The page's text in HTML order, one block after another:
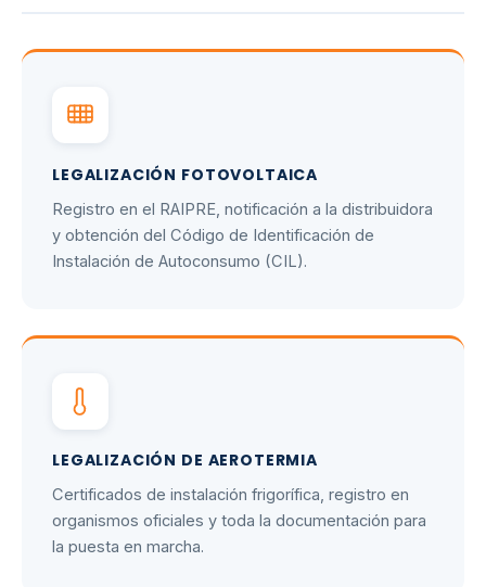
LEGALIZACIÓN FOTOVOLTAICA
Registro en el RAIPRE, notificación a la distribuidora
y obtención del Código de Identificación de
Instalación de Autoconsumo (CIL).
LEGALIZACIÓN DE AEROTERMIA
Certificados de instalación frigorífica, registro en
organismos oficiales y toda la documentación para
la puesta en marcha.